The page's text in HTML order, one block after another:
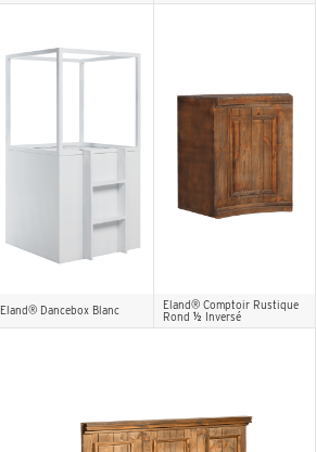
Eland® Dancebox Blanc
Eland® Comptoir Rustique
Rond ½ Inversé